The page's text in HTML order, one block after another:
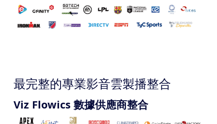
最完整的專業影音雲製播整合
Viz Flowics 數據供應商整合